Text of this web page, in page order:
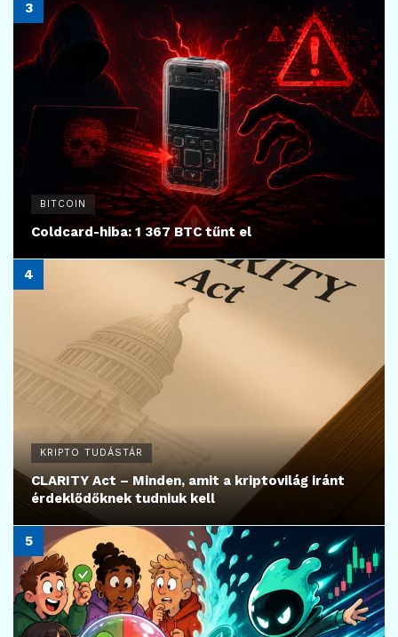
BITCOIN
Coldcard-hiba: 1 367 BTC tűnt el
KRIPTO TUDÁSTÁR
CLARITY Act – Minden, amit a kriptovilág iránt
érdeklődőknek tudniuk kell